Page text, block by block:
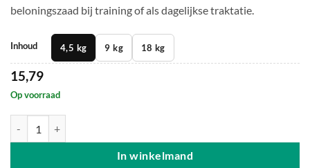
waarderingen
beloningszaad bij training of als dagelijkse traktatie.
Inhoud 4,5 kg 9 kg 18 kg
15,79
Op voorraad
In winkelmand